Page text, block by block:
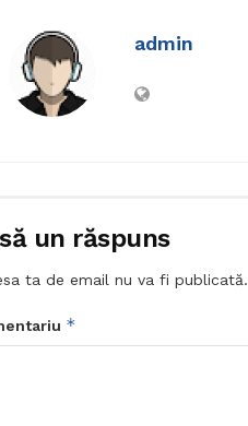
admin
un răspuns
ta de email nu va fi publicată.
*